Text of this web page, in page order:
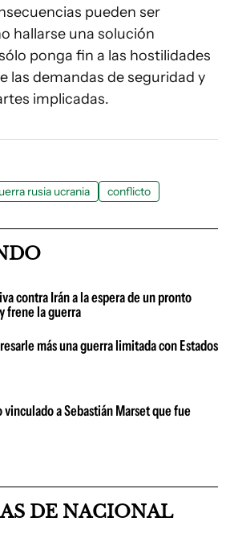
pueden ser
hallarse una solución
ponga fin a las hostilidades
las demandas de seguridad y
implicadas.
rusia ucrania conflicto
contra Irán a la espera de un pronto
frene la guerra
más una guerra limitada con Estados
a Sebastián Marset que fue
DE NACIONAL